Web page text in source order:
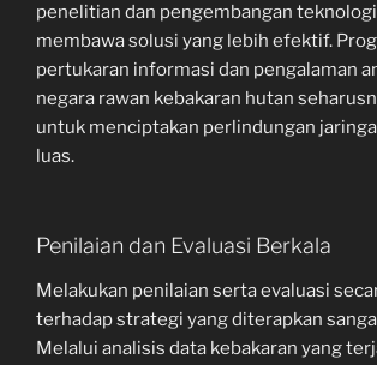
penelitian dan pengembangan
membawa solusi yang lebih efektif.
pertukaran informasi dan pengalaman
negara rawan kebakaran hutan
untuk menciptakan perlindungan
luas.
Penilaian dan Evaluasi Berkala
Melakukan penilaian serta evaluasi
terhadap strategi yang diterapkan
Melalui analisis data kebakaran yang